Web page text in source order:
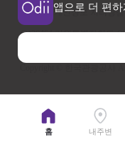
앱으로 더 편
이용약관 개인정보 처리방침
우)26464 강원특별자치도
사업자등록번호 202-81-
홈 내주변